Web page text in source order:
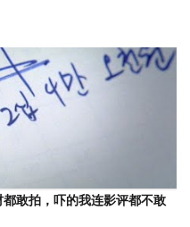
都敢拍，吓的我连影评都不敢